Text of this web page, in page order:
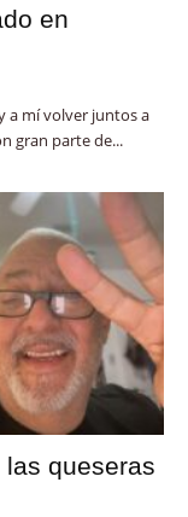
en
a mí volver juntos a
gran parte de...
las queseras